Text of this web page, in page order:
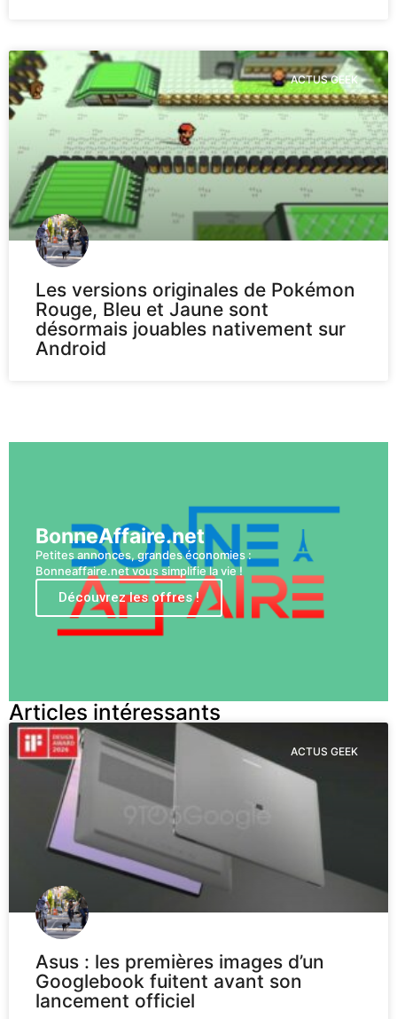
ACTUS GEEK
Les versions originales de Pokémon
Rouge, Bleu et Jaune sont
désormais jouables nativement sur
Android
BonneAffaire.net
Petites annonces, grandes économies :
Bonneaffaire.net vous simplifie la vie !
Découvrez les offres !
Articles intéressants
ACTUS GEEK
Asus : les premières images d’un
Googlebook fuitent avant son
lancement officiel